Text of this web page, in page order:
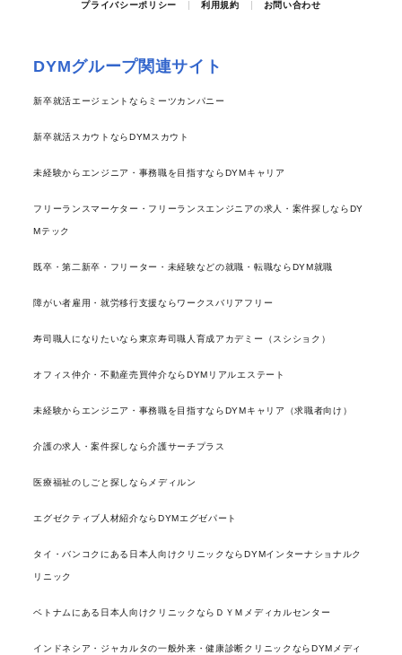
プライバシーポリシー
利用規約 お問い合わせ
DYMグループ関連サイト
新卒就活エージェントならミーツカンパニー
新卒就活スカウトならDYMスカウト
未経験からエンジニア・事務職を目指すならDYMキャリア
フリーランスマーケター・フリーランスエンジニアの求人・案件探しならDY
Mテック
既卒・第二新卒・フリーター・未経験などの就職・転職ならDYM就職
障がい者雇用・就労移行支援ならワークスバリアフリー
寿司職人になりたいなら東京寿司職人育成アカデミー（スシショク）
オフィス仲介・不動産売買仲介ならDYMリアルエステート
未経験からエンジニア・事務職を目指すならDYMキャリア（求職者向け）
介護の求人・案件探しなら介護サーチプラス
医療福祉のしごと探しならメディルン
エグゼクティブ人材紹介ならDYMエグゼパート
タイ・バンコクにある日本人向けクリニックならDYMインターナショナルク
リニック
ベトナムにある日本人向けクリニックならＤＹＭメディカルセンター
インドネシア・ジャカルタの一般外来・健康診断クリニックならDYMメディ